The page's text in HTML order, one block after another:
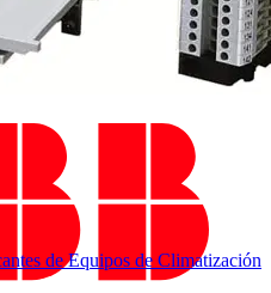
de Equipos de Climatización